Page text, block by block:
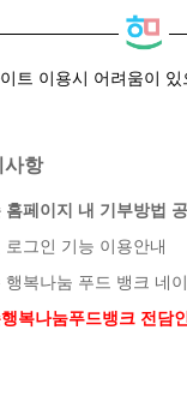
트 이용시 어려움이
사항
홈페이지 내 기부방법
로그인 기능 이용안내
행복나눔 푸드 뱅크 네이
복나눔푸드뱅크 전담